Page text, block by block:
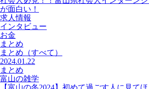
が面白い！
求人情報
インタビュー
お金
まとめ
まとめ （すべて）
2024.01.22
まとめ
富山の雑学
【富山の冬2024】初めて過ごす人に見て